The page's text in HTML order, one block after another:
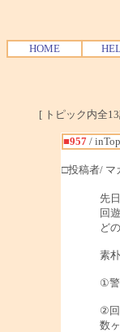
HOME
[ トピック内全
■957/
□投稿者/ マ
先
回
ど
素
①警
②回
数